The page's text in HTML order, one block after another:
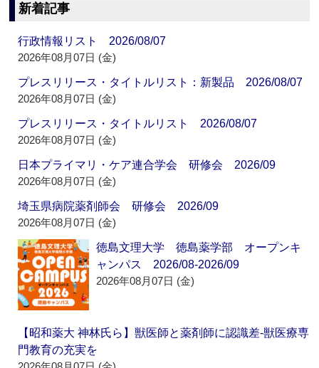
新着記事
行政情報リスト 2026/08/07
2026年08月07日 (金)
プレスリリース・タイトルリスト：新製品 2026/08/07
2026年08月07日 (金)
プレスリリース・タイトルリスト 2026/08/07
2026年08月07日 (金)
日本プライマリ・ケア連合学会 研修会 2026/09
2026年08月07日 (金)
埼玉県病院薬剤師会 研修会 2026/09
2026年08月07日 (金)
徳島文理大学 徳島薬学部 オープンキ
ャンパス 2026/08-2026/09
2026年08月07日 (金)
【昭和薬大 神林氏ら】獣医師と薬剤師に認識差‐獣医療専
門教育の充実を